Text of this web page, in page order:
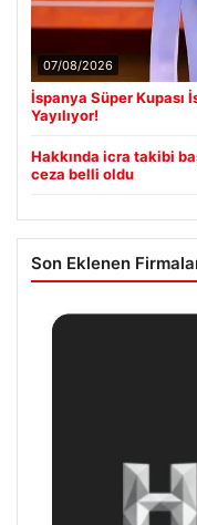
07/08/2026
İspanya Süper Kupası
Yayılıyor!
Hakkında icra takibi
ceza belli oldu
Son Eklenen